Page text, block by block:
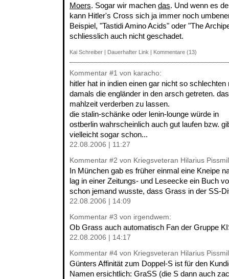
Moers. Sogar wir machen das. Und wenn es
kann Hitler's Cross sich ja immer noch
Beispiel, "Tastidi Amino Acids" oder "The
schliesslich auch nicht geschadet.
Kai Schreiber | Dauerhafter Link | Kommentare (13)
Kommentar #1 von karacho:
hitler hat in indien einen gar nicht so
damals die engländer in den arsch getreten.
mahlzeit verderben zu lassen.
die stalin-schänke oder lenin-lounge würde in
ostberlin wahrscheinlich auch gut laufen bzw.
vielleicht sogar schon...
22.08.2006 | 11:27
Kommentar #2 von Kriegsveteran Hilarius
In München gab es früher einmal eine Kneipe
lag in einer Zeitungs- und Leseecke ein Buch
schon jemand wusste, dass Grass in der SS-
22.08.2006 | 14:09
Kommentar #3 von irgendwem:
Ob Grass auch automatisch Fan der Gruppe
22.08.2006 | 14:17
Kommentar #4 von Kriegsveteran Hilarius
Günters Affinität zum Doppel-S ist für den
Namen ersichtlich: GraSS (die S dann auch